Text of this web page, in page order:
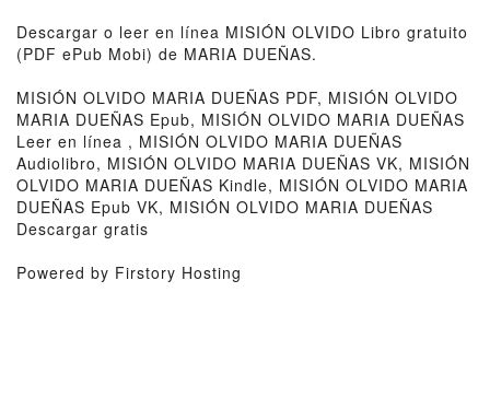
Descargar o leer en línea MISIÓN OLVIDO Libro gratuito
(PDF ePub Mobi) de MARIA DUEÑAS.
MISIÓN OLVIDO MARIA DUEÑAS PDF, MISIÓN OLVIDO
MARIA DUEÑAS Epub, MISIÓN OLVIDO MARIA DUEÑAS
Leer en línea , MISIÓN OLVIDO MARIA DUEÑAS
Audiolibro, MISIÓN OLVIDO MARIA DUEÑAS VK, MISIÓN
OLVIDO MARIA DUEÑAS Kindle, MISIÓN OLVIDO MARIA
DUEÑAS Epub VK, MISIÓN OLVIDO MARIA DUEÑAS
Descargar gratis
Powered by Firstory Hosting